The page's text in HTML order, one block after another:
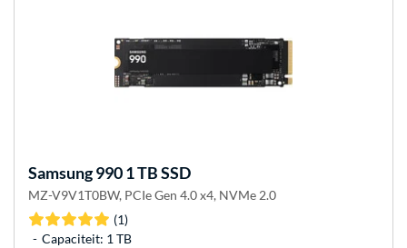
Samsung990 1 TB SSD
MZ-V9V1T0BW, PCIe Gen 4.0 x4, NVMe 2.0
(1)
Capaciteit: 1 TB